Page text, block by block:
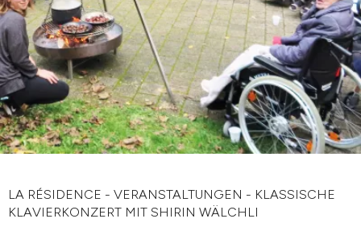
LA RÉSIDENCE - VERANSTALTUNGEN - KLASSISCHE
KLAVIERKONZERT MIT SHIRIN WÄLCHLI